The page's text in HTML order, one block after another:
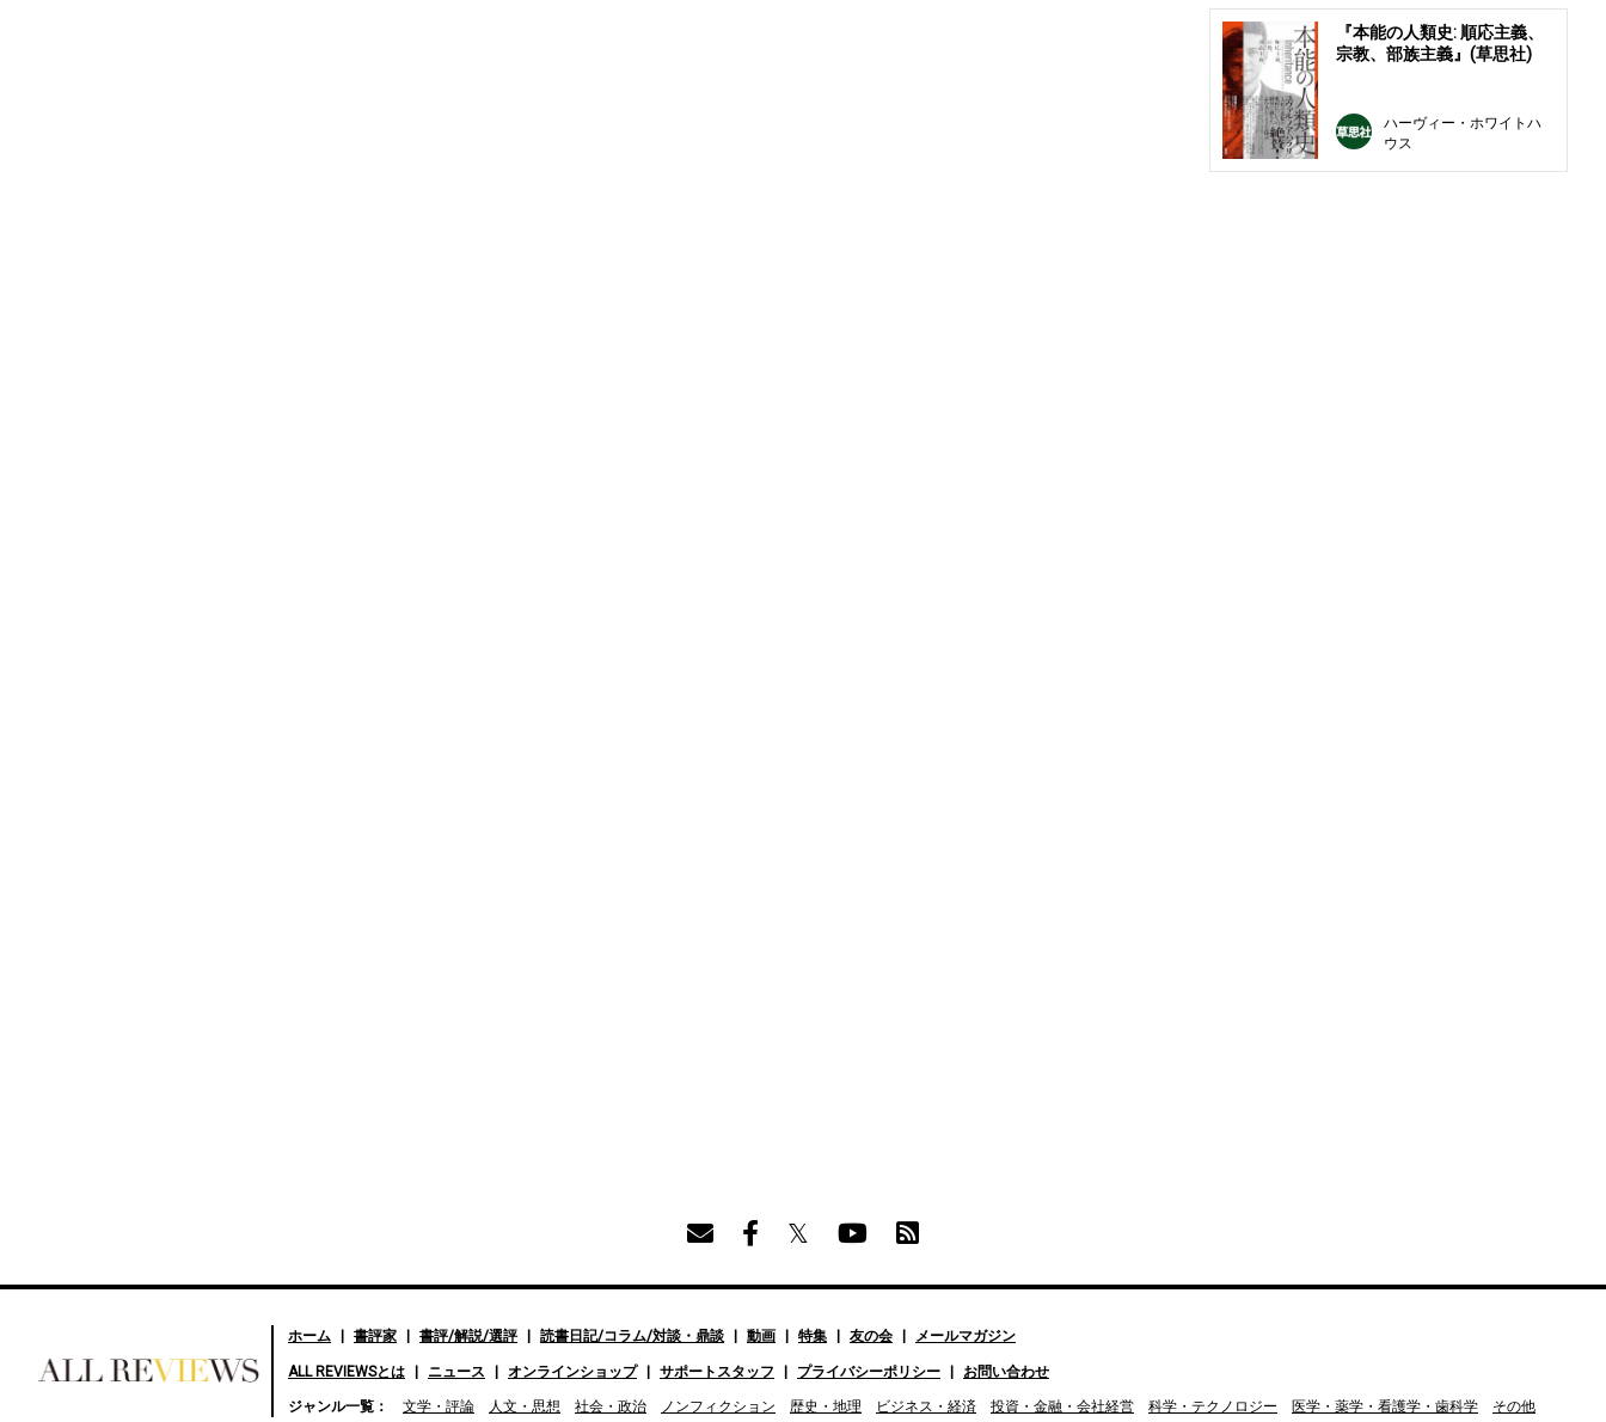
『本能の人類史: 順応主義、
宗教、部族主義』(草思社)
ハーヴィー・ホワイトハ
ウス
ホーム 書評家 書評/解説/選評 読書日記/コラム/対談・鼎談 動画 特集 友の会 メールマガジン
ALL REVIEWSとは ニュース オンラインショップ サポートスタッフ プライバシーポリシー お問い合わせ
ジャンル一覧： 文学・評論 人文・思想 社会・政治 ノンフィクション 歴史・地理 ビジネス・経済 投資・金融・会社経営 科学・テクノロジー 医学・薬学・看護学・歯科学 その他